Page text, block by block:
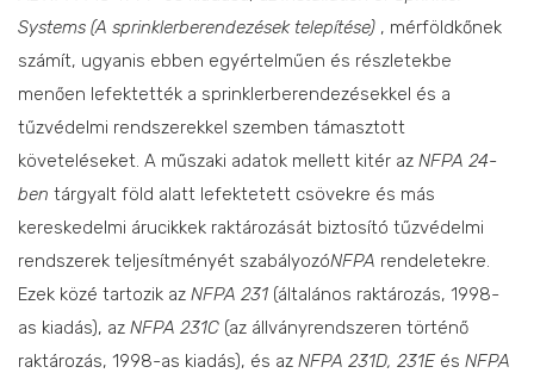
Systems (A sprinklerberendezések telepítése) , mérföldkőnek
számít, ugyanis ebben egyértelműen és részletekbe
menően lefektették a sprinklerberendezésekkel és a
tűzvédelmi rendszerekkel szemben támasztott
követeléseket. A műszaki adatok mellett kitér az NFPA 24-
ben tárgyalt föld alatt lefektetett csövekre és más
kereskedelmi árucikkek raktározását biztosító tűzvédelmi
rendszerek teljesítményét szabályozóNFPA rendeletekre.
Ezek közé tartozik az NFPA 231 (általános raktározás, 1998-
as kiadás), az NFPA 231C (az állványrendszeren történő
raktározás, 1998-as kiadás), és az NFPA 231D, 231E és NFPA